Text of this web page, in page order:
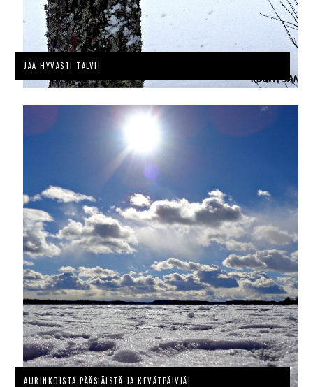
JÄÄ HYVÄSTI TALVI!
AURINKOISTA PÄÄSIÄISTÄ JA KEVÄTPÄIVIÄ!